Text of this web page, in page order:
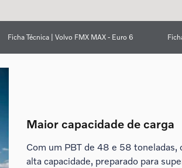
Ficha Técnica | Volvo FMX MAX - Euro 6
Maior capacidade de carga
Com um PBT de 48 e 58 toneladas,
alta capacidade, preparado para